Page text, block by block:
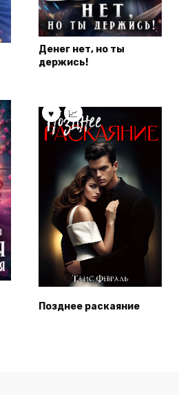
Денег нет, но ты
держись!
Позднее раскаяние